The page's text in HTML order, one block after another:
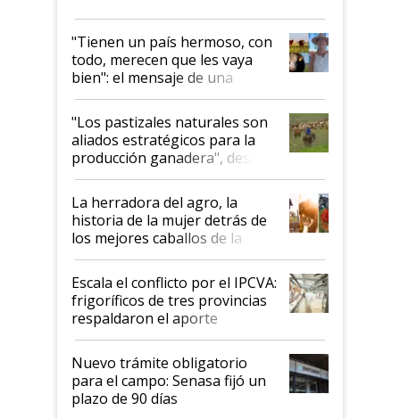
"Tienen un país hermoso, con
todo, merecen que les vaya
bien": el mensaje de una
ganadera uruguaya sobre las
oportunidades que se abren
para el agro en Argentina, con
foco en la carne
"Los pastizales naturales son
aliados estratégicos para la
producción ganadera", destaca
la iniciativa que ya reúne a 46
establecimientos en Argentina
La herradora del agro, la
historia de la mujer detrás de
los mejores caballos de la
Argentina y los mitos que
todavía hacen sufrir a estos
animales: "Mientras me
descalificaban, yo seguí
haciendo currículum"
Escala el conflicto por el IPCVA:
frigoríficos de tres provincias
respaldaron el aporte
obligatorio
Nuevo trámite obligatorio
para el campo: Senasa fijó un
plazo de 90 días